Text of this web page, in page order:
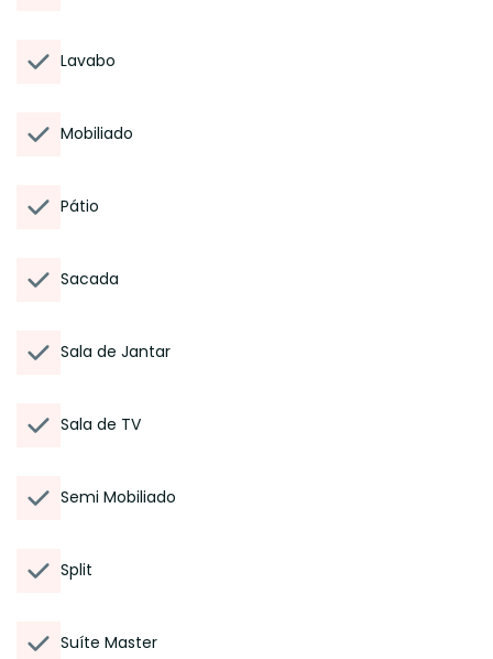
Lavabo
Mobiliado
Pátio
Sacada
Sala de Jantar
Sala de TV
Semi Mobiliado
Split
Suíte Master